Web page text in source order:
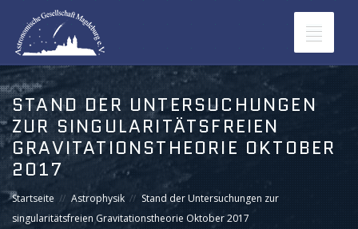
Toggle
STAND DER UNTERSUCHUNGEN
ZUR SINGULARITÄTSFREIEN
GRAVITATIONSTHEORIE OKTOBER
2017
Startseite Astrophysik
Stand der Untersuchungen zur
singularitätsfreien Gravitationstheorie Oktober 2017